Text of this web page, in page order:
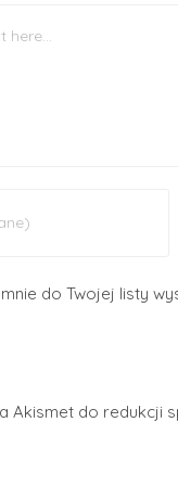
do Twojej listy
Akismet do redukcji